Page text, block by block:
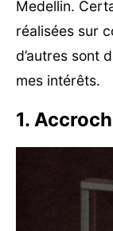
Medellin.
réalisées sur
d’autres sont
mes intérêts.
1.